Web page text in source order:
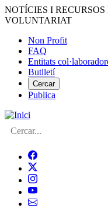
Vés
al
NOTÍCIES I
VOLUNTARIAT
Menú
del
compte
d'usuari
Non Profit
FAQ
Entitats
Butlletí
Cercar
Publica
Cerca